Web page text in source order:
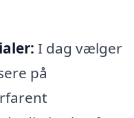
I dag vælger
på